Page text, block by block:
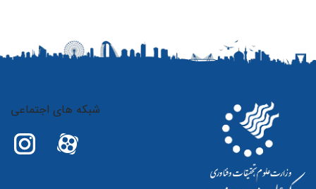
شبکه های اجتماعی